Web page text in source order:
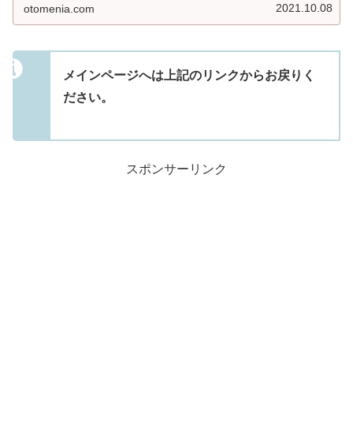
otomenia.com 2021.10.08
メインページへは上記のリンクからお戻りく
ださい。
スポンサーリンク